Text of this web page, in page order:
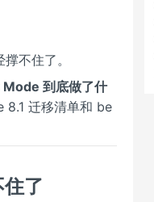
不住了。
到底做了什
8.1 迁移清单和 be
了